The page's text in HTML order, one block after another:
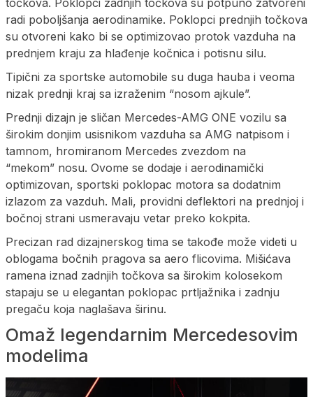
radi poboljšanja aerodinamike. Poklopci prednjih točkova
su otvoreni kako bi se optimizovao protok vazduha na
prednjem kraju za hlađenje kočnica i potisnu silu.
Tipični za sportske automobile su duga hauba i veoma
nizak prednji kraj sa izraženim “nosom ajkule”.
Prednji dizajn je sličan Mercedes-AMG ONE vozilu sa
širokim donjim usisnikom vazduha sa AMG natpisom i
tamnom, hromiranom Mercedes zvezdom na
“mekom” nosu. Ovome se dodaje i aerodinamički
optimizovan, sportski poklopac motora sa dodatnim
izlazom za vazduh. Mali, providni deflektori na prednjoj i
bočnoj strani usmeravaju vetar preko kokpita.
Precizan rad dizajnerskog tima se takođe može videti u
oblogama bočnih pragova sa aero flicovima. Mišićava
ramena iznad zadnjih točkova sa širokim kolosekom
stapaju se u elegantan poklopac prtljažnika i zadnju
pregaču koja naglašava širinu.
Omaž legendarnim Mercedesovim
modelima